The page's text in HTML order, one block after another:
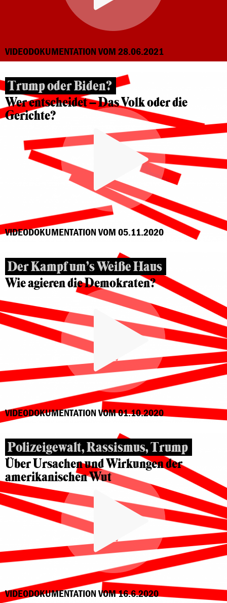
VIDEODOKUMENTATION VOM 28.06.2021
Trump oder Biden?
Wer entscheidet – Das Volk oder die
Gerichte?
VIDEODOKUMENTATION VOM 05.11.2020
Der Kampf um’s Weiße Haus
Wie agieren die Demokraten?
VIDEODOKUMENTATION VOM 01.10.2020
Polizeigewalt, Rassismus, Trump
Über Ursachen und Wirkungen der
amerikanischen Wut
VIDEODOKUMENTATION VOM 16.6.2020